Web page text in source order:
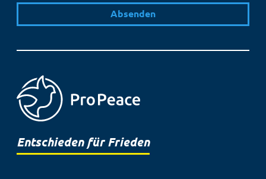
Adresse
Entschieden für Frieden